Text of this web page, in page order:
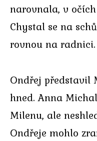
narovnala, v
Chystal se na
rovnou na radnici.
Ondřej představil
hned. Anna
Milenu, ale
Ondřeje mohlo